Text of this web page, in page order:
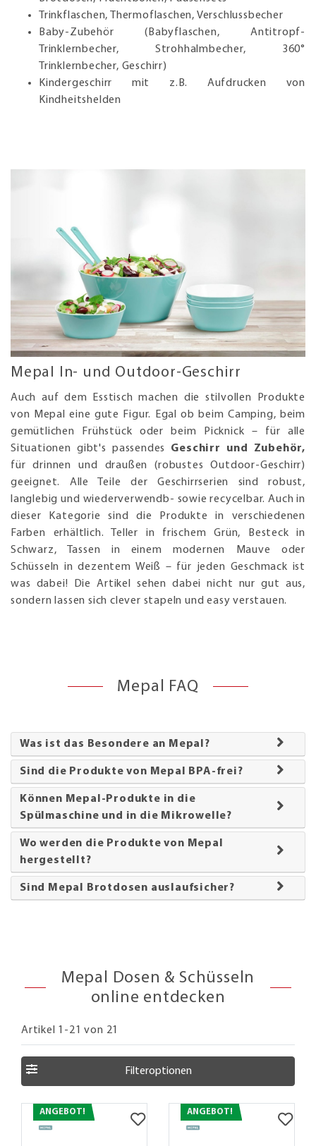
Trinkflaschen, Thermoflaschen, Verschlussbecher
Baby-Zubehör (Babyflaschen, Antitropf-
Trinklernbecher, Strohhalmbecher, 360°
Trinklernbecher, Geschirr)
Kindergeschirr mit z.B. Aufdrucken von
Kindheitshelden
Mepal In- und Outdoor-Geschirr
Auch auf dem Esstisch machen die stilvollen Produkte
von Mepal eine gute Figur. Egal ob beim Camping, beim
gemütlichen Frühstück oder beim Picknick – für alle
Situationen gibt's passendes Geschirr und Zubehör,
für drinnen und draußen (robustes Outdoor-Geschirr)
geeignet. Alle Teile der Geschirrserien sind robust,
langlebig und wiederverwendb- sowie recycelbar. Auch in
dieser Kategorie sind die Produkte in verschiedenen
Farben erhältlich. Teller in frischem Grün, Besteck in
Schwarz, Tassen in einem modernen Mauve oder
Schüsseln in dezentem Weiß – für jeden Geschmack ist
was dabei! Die Artikel sehen dabei nicht nur gut aus,
sondern lassen sich clever stapeln und easy verstauen.
Mepal FAQ
Was ist das Besondere an Mepal?
Sind die Produkte von Mepal BPA-frei?
Können Mepal-Produkte in die
Spülmaschine und in die Mikrowelle?
Wo werden die Produkte von Mepal
hergestellt?
Sind Mepal Brotdosen auslaufsicher?
Mepal Dosen & Schüsseln
online entdecken
Artikel 1-21 von 21
Filteroptionen
ANGEBOT! ANGEBOT!